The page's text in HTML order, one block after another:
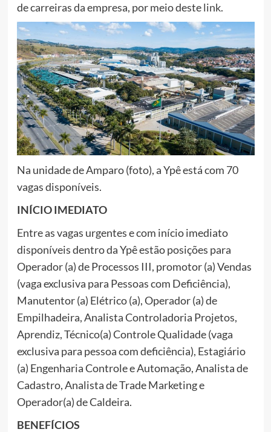
de carreiras da empresa, por meio destelink.
Na unidade de Amparo (foto), a Ypê está com 70
vagas disponíveis.
INÍCIO IMEDIATO
Entre as vagas urgentes e com início imediato
disponíveis dentro da Ypê estão posições para
Operador (a) de Processos III, promotor (a) Vendas
(vaga exclusiva para Pessoas com Deficiência),
Manutentor (a) Elétrico (a), Operador (a) de
Empilhadeira, Analista Controladoria Projetos,
Aprendiz, Técnico(a) Controle Qualidade (vaga
exclusiva para pessoa com deficiência), Estagiário
(a) Engenharia Controle e Automação, Analista de
Cadastro, Analista de Trade Marketing e
Operador(a) de Caldeira.
BENEFÍCIOS